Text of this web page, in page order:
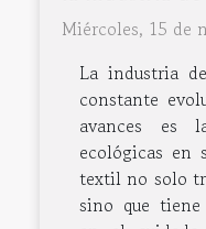
Miércoles, 15 de
La industria
constante
avances es
ecológicas en
textil no solo
sino que tiene